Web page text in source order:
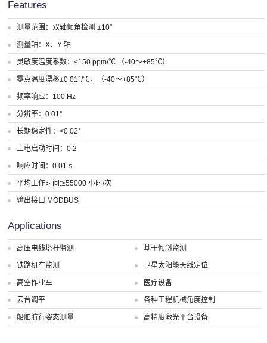
Features
测量范围：双轴倾角检测 ±10°
测量轴：X、Y 轴
灵敏度温度系数：≤150 ppm/℃ （-40～+85℃）
零点温度漂移±0.01°/℃，（-40～+85℃）
频率响应：100 Hz
分辨率：0.01°
长期稳定性：<0.02°
上电启动时间：0.2
响应时间：0.01 s
平均工作时间:≥55000 小时/次
输出接口:MODBUS
Applications
高压电线塔杆监测
铁路机车监测
高空作业车
云台调平
船舶航行姿态测量
基于倾斜监测
卫星太阳能天线定位
医疗设备
各种工程机械角度控制
高精度激光平台设备